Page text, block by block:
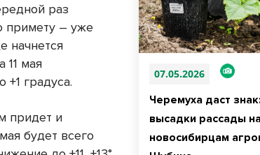
07.05.2026
Черемуха даст
высадки рассады
новосибирцам
раз
примету – уже
начнется
11 мая
+1 градуса.
придет и
будет всего